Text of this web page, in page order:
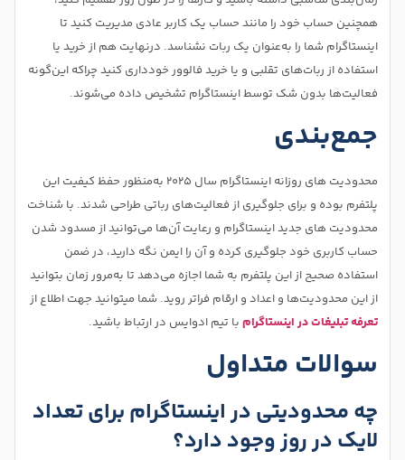
همچنین حساب خود را مانند حساب یک کاربر عادی مدیریت کنید تا
اینستاگرام شما را به‌عنوان یک ربات نشناسد. درنهایت هم از خرید یا
استفاده از ربات‌های تقلبی و یا خرید فالوور خودداری کنید چراکه این‌گونه
فعالیت‌ها بدون شک توسط اینستاگرام تشخیص داده می‌شوند.
جمع‌بندی
محدودیت‌ های روزانه اینستاگرام سال 2025 به‌منظور حفظ کیفیت این
پلتفرم بوده و برای جلوگیری از فعالیت‌های رباتی طراحی شدند. با شناخت
محدودیت های جدید اینستاگرام و رعایت آن‌ها می‌توانید از مسدود شدن
حساب کاربری خود جلوگیری کرده و آن را ایمن نگه دارید، در ضمن
استفاده صحیح از این پلتفرم به شما اجازه می‌دهد تا به‌مرور زمان بتوانید
از این محدودیت‌ها و اعداد و ارقام فراتر روید. شما میتوانید جهت اطلاع از
تعرفه تبلیغات در اینستاگرامبا تیم ادوایس در ارتباط باشید.
سوالات متداول
چه محدودیتی در اینستاگرام برای تعداد
لایک در روز وجود دارد؟